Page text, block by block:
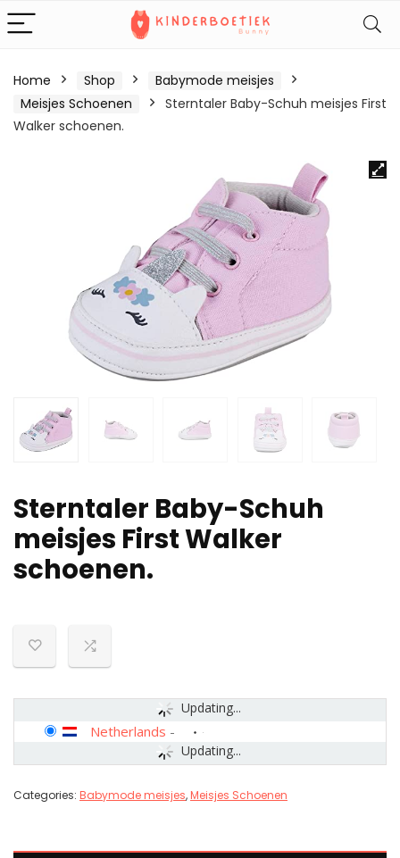
Home Shop
Babymode meisjes
Meisjes Schoenen
Sterntaler Baby-Schuh meisjes First
Walker schoenen.
Sterntaler Baby-Schuh
meisjes First Walker
schoenen.
Updating...
Updating...
Netherlands -
Categories: Babymode meisjes,Meisjes Schoenen